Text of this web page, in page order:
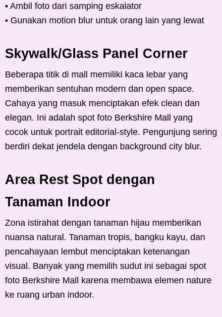
• Ambil foto dari samping eskalator
• Gunakan motion blur untuk orang lain yang lewat
Skywalk/Glass Panel Corner
Beberapa titik di mall memiliki kaca lebar yang
memberikan sentuhan modern dan open space.
Cahaya yang masuk menciptakan efek clean dan
elegan. Ini adalah spot foto Berkshire Mall yang
cocok untuk portrait editorial-style. Pengunjung sering
berdiri dekat jendela dengan background city blur.
Area Rest Spot dengan
Tanaman Indoor
Zona istirahat dengan tanaman hijau memberikan
nuansa natural. Tanaman tropis, bangku kayu, dan
pencahayaan lembut menciptakan ketenangan
visual. Banyak yang memilih sudut ini sebagai spot
foto Berkshire Mall karena membawa elemen nature
ke ruang urban indoor.